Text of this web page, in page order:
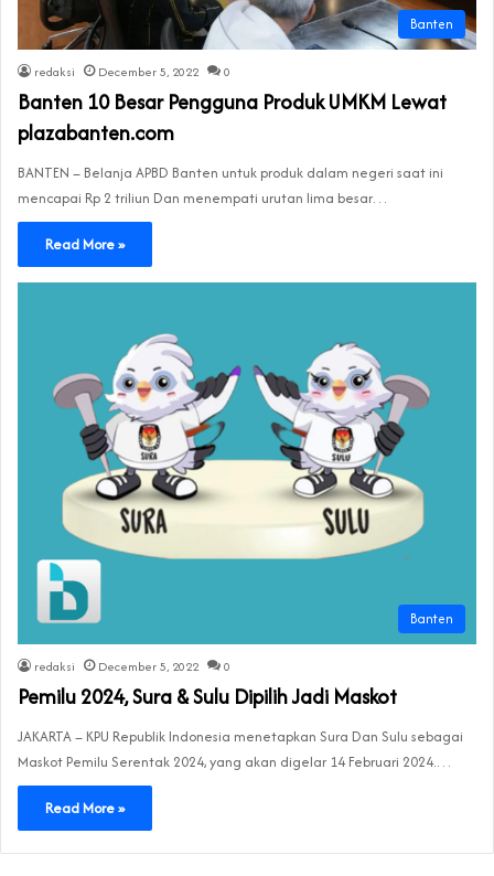
Banten
redaksi December 5, 2022 0
Banten 10 Besar Pengguna Produk UMKM Lewat
plazabanten.com
BANTEN – Belanja APBD Banten untuk produk dalam negeri saat ini
mencapai Rp 2 triliun Dan menempati urutan lima besar…
Read More »
Banten
redaksi December 5, 2022 0
Pemilu 2024, Sura & Sulu Dipilih Jadi Maskot
JAKARTA – KPU Republik Indonesia menetapkan Sura Dan Sulu sebagai
Maskot Pemilu Serentak 2024, yang akan digelar 14 Februari 2024.…
Read More »